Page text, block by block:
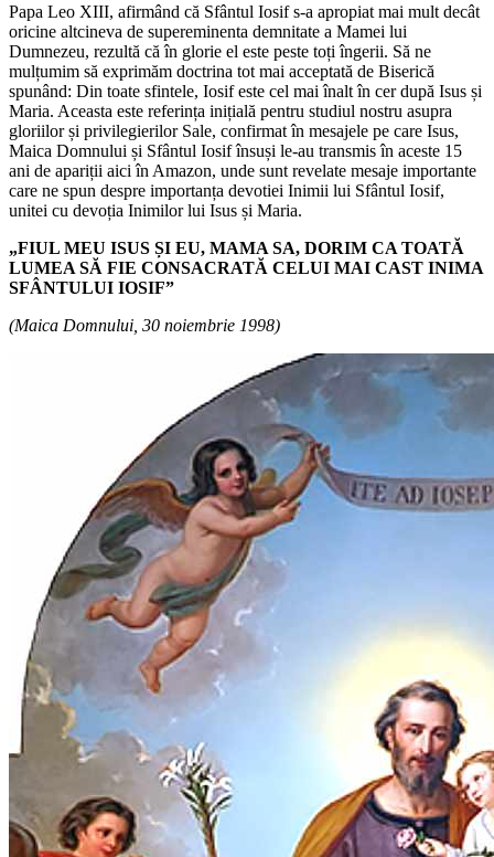
Papa Leo XIII, afirmând că Sfântul Iosif s-a apropiat mai mult decât
oricine altcineva de supereminenta demnitate a Mamei lui
Dumnezeu, rezultă că în glorie el este peste toți îngerii. Să ne
mulțumim să exprimăm doctrina tot mai acceptată de Biserică
spunând: Din toate sfintele, Iosif este cel mai înalt în cer după Isus și
Maria. Aceasta este referința inițială pentru studiul nostru asupra
gloriilor și privilegierilor Sale, confirmat în mesajele pe care Isus,
Maica Domnului și Sfântul Iosif însuși le-au transmis în aceste 15
ani de apariții aici în Amazon, unde sunt revelate mesaje importante
care ne spun despre importanța devotiei Inimii lui Sfântul Iosif,
unitei cu devoția Inimilor lui Isus și Maria.
„FIUL MEU ISUS ȘI EU, MAMA SA, DORIM CA TOATĂ
LUMEA SĂ FIE CONSACRATĂ CELUI MAI CAST INIMA
SFÂNTULUI IOSIF”
(Maica Domnului, 30 noiembrie 1998)